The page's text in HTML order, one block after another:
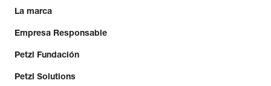
La marca
Empresa Responsable
Petzl Fundación
Petzl Solutions